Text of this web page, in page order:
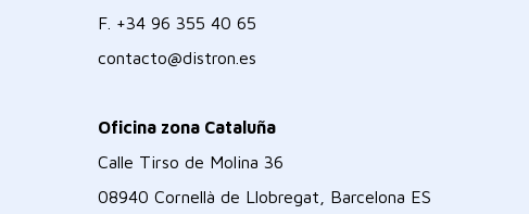
F. +34 96 355 40 65
contacto@distron.es
Oficina zona Cataluña
Calle Tirso de Molina 36
08940 Cornellà de Llobregat, Barcelona ES